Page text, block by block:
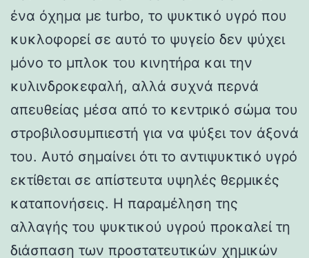
ένα όχημα με turbo, το ψυκτικό υγρό που
κυκλοφορεί σε αυτό το ψυγείο δεν ψύχει
μόνο το μπλοκ του κινητήρα και την
κυλινδροκεφαλή, αλλά συχνά περνά
απευθείας μέσα από το κεντρικό σώμα του
στροβιλοσυμπιεστή για να ψύξει τον άξονά
του. Αυτό σημαίνει ότι το αντιψυκτικό υγρό
εκτίθεται σε απίστευτα υψηλές θερμικές
καταπονήσεις. Η παραμέληση της
αλλαγής του ψυκτικού υγρού προκαλεί τη
διάσπαση των προστατευτικών χημικών